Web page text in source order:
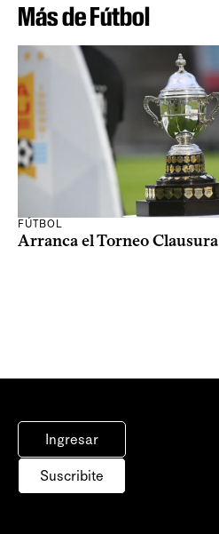
Más de Fútbol
FÚTBOL
Arranca el Torneo Clausura
Ingresar
Suscribite